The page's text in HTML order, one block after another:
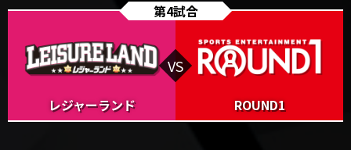
第4試合
レジャーランド ROUND1